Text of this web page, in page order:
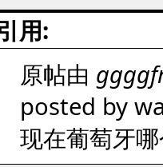
用:
原帖由
posted by
现在葡萄牙